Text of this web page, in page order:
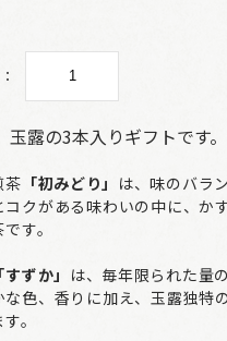
玉露の3本入りギフトです。
茶 「初みどり」 は、味のバラ
コクがある味わいの中に、か
す。
「すずか」 は、毎年限られた量
な色、香りに加え、玉露独特
。